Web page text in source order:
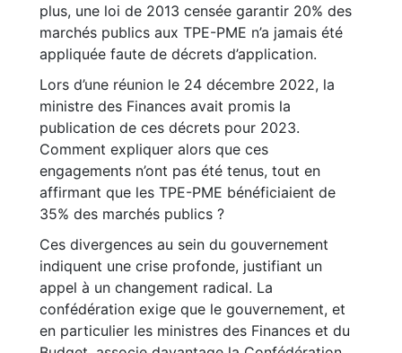
plus, une loi de 2013 censée garantir 20% des
marchés publics aux TPE-PME n’a jamais été
appliquée faute de décrets d’application.
Lors d’une réunion le 24 décembre 2022, la
ministre des Finances avait promis la
publication de ces décrets pour 2023.
Comment expliquer alors que ces
engagements n’ont pas été tenus, tout en
affirmant que les TPE-PME bénéficiaient de
35% des marchés publics ?
Ces divergences au sein du gouvernement
indiquent une crise profonde, justifiant un
appel à un changement radical. La
confédération exige que le gouvernement, et
en particulier les ministres des Finances et du